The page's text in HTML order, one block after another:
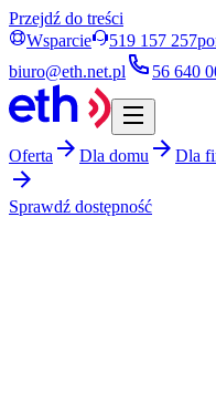
Przejdź do treści
Wsparcie
519 157 257
biuro@eth.net.pl
56 640
Oferta Dla domu Dla
Sprawdź dostępność